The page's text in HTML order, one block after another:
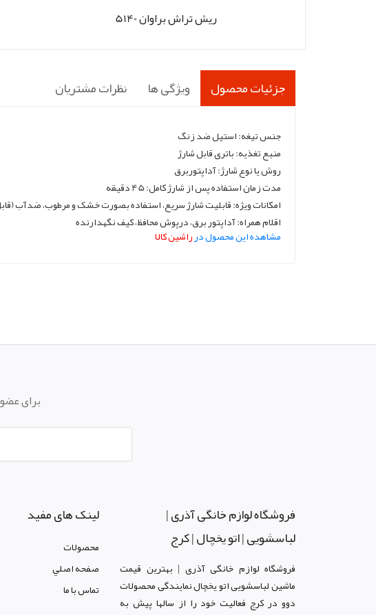
ریش تراش براوان 5140
جزئیات محصول ویژگی ها نظرات مشتریان
جنس تیغه: استیل ضد زنگ
منبع تغذیه: باتری قابل شارژ
روش یا نوع شارژ: آداپتوربرق
مدت زمان استفاده پس از شارژ کامل: 45 دقیقه
امکانات ویژه: قابلیت شارژ سریع، استفاده بصورت خشک و مرطوب، ضدآب
اقلام همراه: آداپتور برق، درپوش محافظ، کیف نگهدارنده
مشاهده این محصول درراشین کالا
برای
فروشگاه لوازم خانگی آذری |
لباسشویی | اتو یخچال | کرج
فروشگاه لوازم خانگی آذری | بهترین قیمت
ماشین لباسشویی اتو یخچال نمایندگی محصولات
دوو در کرج فعالیت خود را از سالها پیش به
لینک های مفید
محصولات
صفحه اصلي
تماس با ما